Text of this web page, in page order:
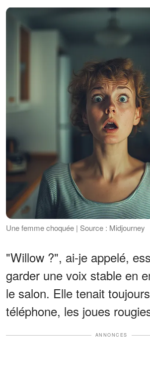
Une femme choquée | Source : Midjourney
"Willow ?", ai-je appelé,
garder une voix stable en
le salon. Elle tenait
téléphone, les joues
ANNONCES